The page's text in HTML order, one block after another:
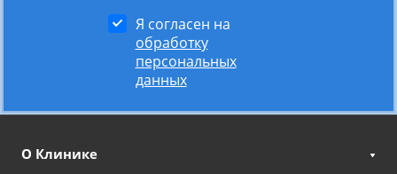
Я согласен на
обработку
персональных
данных
О Клинике